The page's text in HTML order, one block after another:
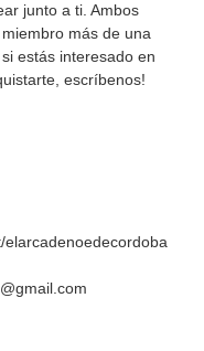
junto a ti. Ambos
más de una
estás interesado en
escríbenos!